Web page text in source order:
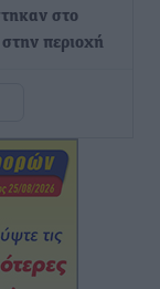
στο
περιοχή
μηχανισμός
– Ισχυρά
6 περιοχές